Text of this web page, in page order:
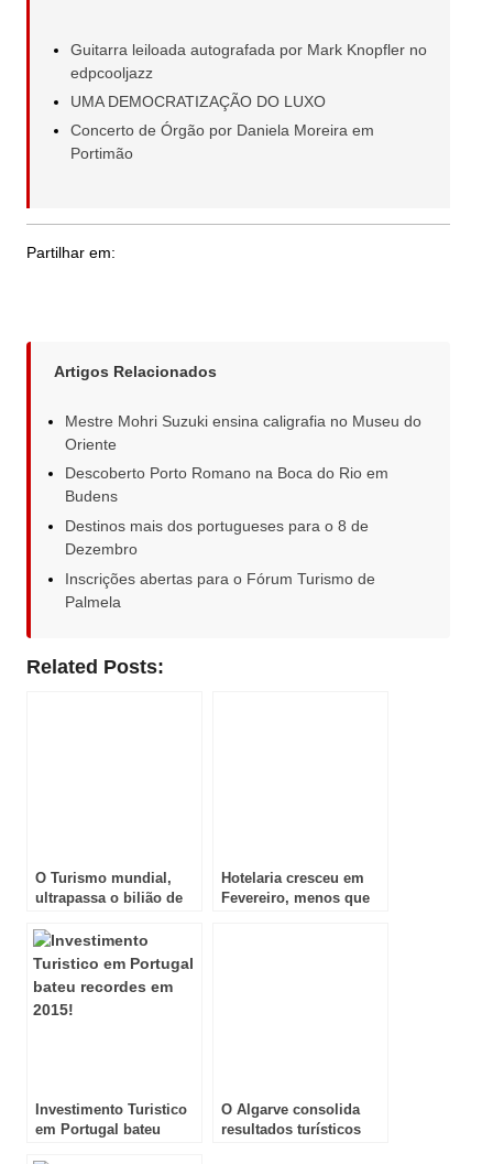
Guitarra leiloada autografada por Mark Knopfler no
edpcooljazz
UMA DEMOCRATIZAÇÃO DO LUXO
Concerto de Órgão por Daniela Moreira em
Portimão
Partilhar em:
Artigos Relacionados
Mestre Mohri Suzuki ensina caligrafia no Museu do
Oriente
Descoberto Porto Romano na Boca do Rio em
Budens
Destinos mais dos portugueses para o 8 de
Dezembro
Inscrições abertas para o Fórum Turismo de
Palmela
Related Posts:
O Turismo mundial,
ultrapassa o bilião de
Hotelaria cresceu em
Fevereiro, menos que
Investimento Turistico
em Portugal bateu
O Algarve consolida
resultados turísticos